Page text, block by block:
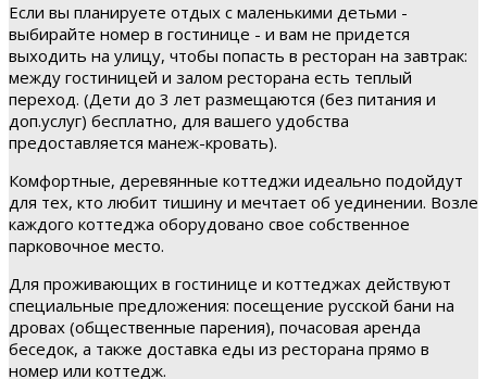
Если вы планируете отдых с маленькими детьми -
выбирайте номер в гостинице - и вам не придется
выходить на улицу, чтобы попасть в ресторан на завтрак:
между гостиницей и залом ресторана есть теплый
переход. (Дети до 3 лет размещаются (без питания и
доп.услуг) бесплатно, для вашего удобства
предоставляется манеж-кровать).
Комфортные, деревянные коттеджи идеально подойдут
для тех, кто любит тишину и мечтает об уединении. Возле
каждого коттеджа оборудовано свое собственное
парковочное место.
Для проживающих в гостинице и коттеджах действуют
специальные предложения: посещение русской бани на
дровах (общественные парения), почасовая аренда
беседок, а также доставка еды из ресторана прямо в
номер или коттедж.